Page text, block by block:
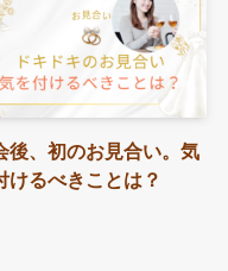
後、初のお見合い。気
けるべきことは？